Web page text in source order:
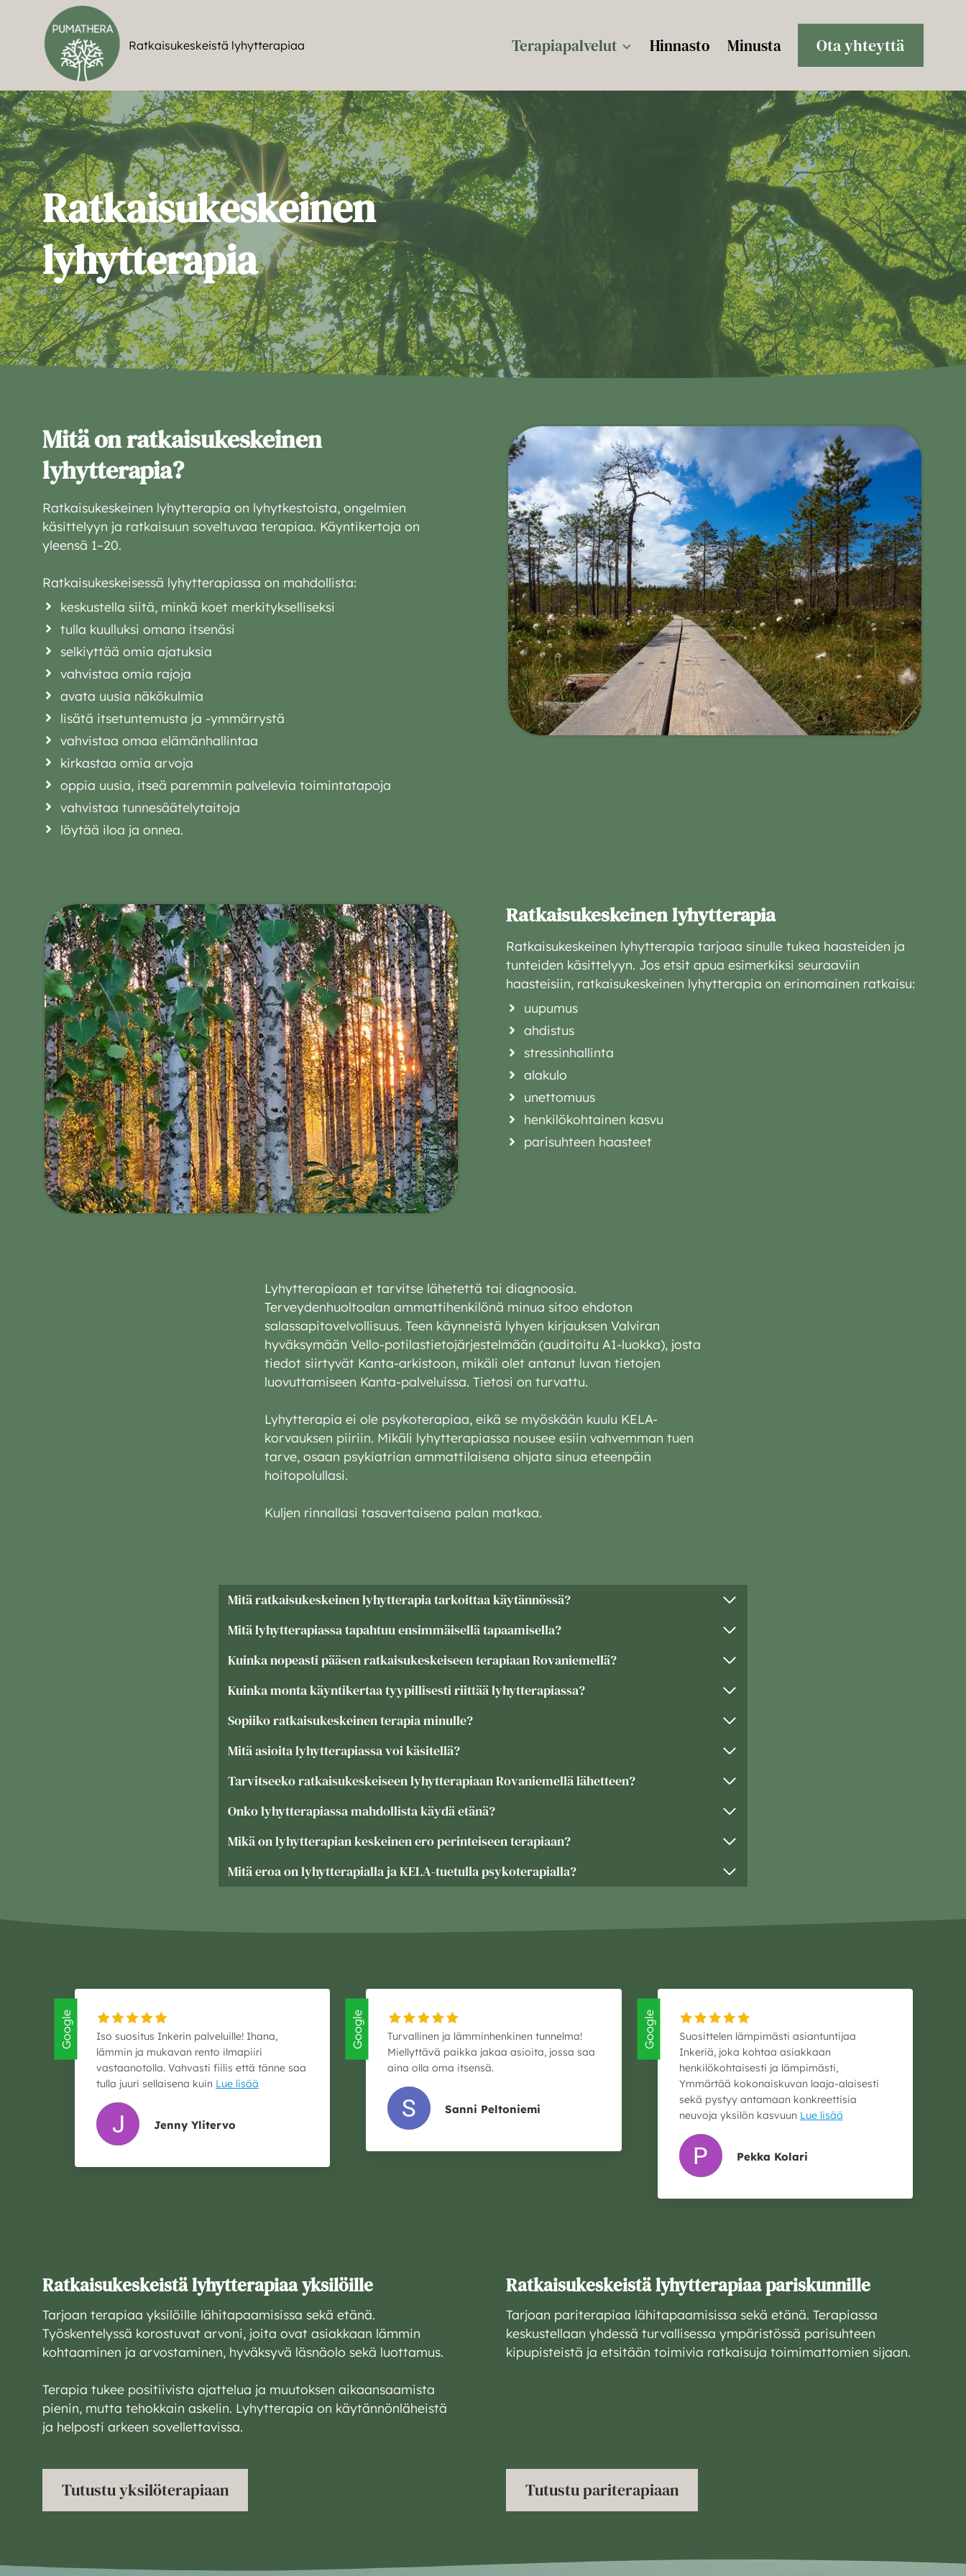
sisältöön
Ratkaisukeskeistä lyhytterapiaa Terapiapalvelut Hinnasto Minusta Ota yhteyttä
Ratkaisukeskeinen
lyhytterapia
Mitä on ratkaisukeskeinen
lyhytterapia?
Ratkaisukeskeinen lyhytterapia on lyhytkestoista, ongelmien
käsittelyyn ja ratkaisuun soveltuvaa terapiaa. Käyntikertoja on
yleensä 1–20.
Ratkaisukeskeisessä lyhytterapiassa on mahdollista:
keskustella siitä, minkä koet merkitykselliseksi
tulla kuulluksi omana itsenäsi
selkiyttää omia ajatuksia
vahvistaa omia rajoja
avata uusia näkökulmia
lisätä itsetuntemusta ja -ymmärrystä
vahvistaa omaa elämänhallintaa
kirkastaa omia arvoja
oppia uusia, itseä paremmin palvelevia toimintatapoja
vahvistaa tunnesäätelytaitoja
löytää iloa ja onnea.
Ratkaisukeskeinen lyhytterapia
Ratkaisukeskeinen lyhytterapia tarjoaa sinulle tukea haasteiden ja
tunteiden käsittelyyn. Jos etsit apua esimerkiksi seuraaviin
haasteisiin, ratkaisukeskeinen lyhytterapia on erinomainen ratkaisu:
uupumus
ahdistus
stressinhallinta
alakulo
unettomuus
henkilökohtainen kasvu
parisuhteen haasteet
Lyhytterapiaan et tarvitse lähetettä tai diagnoosia.
Terveydenhuoltoalan ammattihenkilönä minua sitoo ehdoton
salassapitovelvollisuus. Teen käynneistä lyhyen kirjauksen Valviran
hyväksymään Vello-potilastietojärjestelmään (auditoitu A1-luokka), josta
tiedot siirtyvät Kanta-arkistoon, mikäli olet antanut luvan tietojen
luovuttamiseen Kanta-palveluissa. Tietosi on turvattu.
Lyhytterapia ei ole psykoterapiaa, eikä se myöskään kuulu KELA-
korvauksen piiriin. Mikäli lyhytterapiassa nousee esiin vahvemman tuen
tarve, osaan psykiatrian ammattilaisena ohjata sinua eteenpäin
hoitopolullasi.
Kuljen rinnallasi tasavertaisena palan matkaa.
Mitä ratkaisukeskeinen lyhytterapia tarkoittaa käytännössä?
Mitä lyhytterapiassa tapahtuu ensimmäisellä tapaamisella?
Kuinka nopeasti pääsen ratkaisukeskeiseen terapiaan Rovaniemellä?
Kuinka monta käyntikertaa tyypillisesti riittää lyhytterapiassa?
Sopiiko ratkaisukeskeinen terapia minulle?
Mitä asioita lyhytterapiassa voi käsitellä?
Tarvitseeko ratkaisukeskeiseen lyhytterapiaan Rovaniemellä lähetteen?
Onko lyhytterapiassa mahdollista käydä etänä?
Mikä on lyhytterapian keskeinen ero perinteiseen terapiaan?
Mitä eroa on lyhytterapialla ja KELA-tuetulla psykoterapialla?
Google
Iso suositus Inkerin palveluille! Ihana,
lämmin ja mukavan rento ilmapiiri
vastaanotolla. Vahvasti fiilis että tänne saa
tulla juuri sellaisena kuin Lue lisää
Jenny Ylitervo
Google
Turvallinen ja lämminhenkinen tunnelma!
Miellyttävä paikka jakaa asioita, jossa saa
aina olla oma itsensä.
Sanni Peltoniemi
Google
Suosittelen lämpimästi asiantuntijaa
Inkeriä, joka kohtaa asiakkaan
henkilökohtaisesti ja lämpimästi,
Ymmärtää kokonaiskuvan laaja-alaisesti
sekä pystyy antamaan konkreettisia
neuvoja yksilön kasvuun Lue lisää
Pekka Kolari
Ratkaisukeskeistä lyhytterapiaa yksilöille
Tarjoan terapiaa yksilöille lähitapaamisissa sekä etänä.
Työskentelyssä korostuvat arvoni, joita ovat asiakkaan lämmin
kohtaaminen ja arvostaminen, hyväksyvä läsnäolo sekä luottamus.
Terapia tukee positiivista ajattelua ja muutoksen aikaansaamista
pienin, mutta tehokkain askelin. Lyhytterapia on käytännönläheistä
ja helposti arkeen sovellettavissa.
Tutustu yksilöterapiaan
Ratkaisukeskeistä lyhytterapiaa pariskunnille
Tarjoan pariterapiaa lähitapaamisissa sekä etänä. Terapiassa
keskustellaan yhdessä turvallisessa ympäristössä parisuhteen
kipupisteistä ja etsitään toimivia ratkaisuja toimimattomien sijaan.
Tutustu pariterapiaan